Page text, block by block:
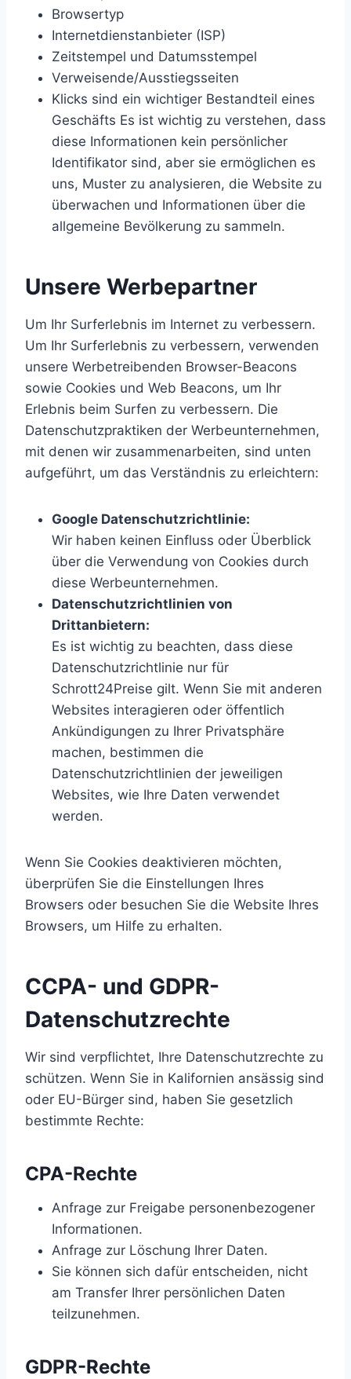
Browsertyp
Internetdienstanbieter (ISP)
Zeitstempel und Datumsstempel
Verweisende/Ausstiegsseiten
Klicks sind ein wichtiger Bestandteil eines
Geschäfts Es ist wichtig zu verstehen, dass
diese Informationen kein persönlicher
Identifikator sind, aber sie ermöglichen es
uns, Muster zu analysieren, die Website zu
überwachen und Informationen über die
allgemeine Bevölkerung zu sammeln.
Unsere Werbepartner
Um Ihr Surferlebnis im Internet zu verbessern.
Um Ihr Surferlebnis zu verbessern, verwenden
unsere Werbetreibenden Browser-Beacons
sowie Cookies und Web Beacons, um Ihr
Erlebnis beim Surfen zu verbessern. Die
Datenschutzpraktiken der Werbeunternehmen,
mit denen wir zusammenarbeiten, sind unten
aufgeführt, um das Verständnis zu erleichtern:
Google Datenschutzrichtlinie:
Wir haben keinen Einfluss oder Überblick
über die Verwendung von Cookies durch
diese Werbeunternehmen.
Datenschutzrichtlinien von
Drittanbietern:
Es ist wichtig zu beachten, dass diese
Datenschutzrichtlinie nur für
Schrott24Preise gilt. Wenn Sie mit anderen
Websites interagieren oder öffentlich
Ankündigungen zu Ihrer Privatsphäre
machen, bestimmen die
Datenschutzrichtlinien der jeweiligen
Websites, wie Ihre Daten verwendet
werden.
Wenn Sie Cookies deaktivieren möchten,
überprüfen Sie die Einstellungen Ihres
Browsers oder besuchen Sie die Website Ihres
Browsers, um Hilfe zu erhalten.
CCPA- und GDPR-
Datenschutzrechte
Wir sind verpflichtet, Ihre Datenschutzrechte zu
schützen. Wenn Sie in Kalifornien ansässig sind
oder EU-Bürger sind, haben Sie gesetzlich
bestimmte Rechte:
CPA-Rechte
Anfrage zur Freigabe personenbezogener
Informationen.
Anfrage zur Löschung Ihrer Daten.
Sie können sich dafür entscheiden, nicht
am Transfer Ihrer persönlichen Daten
teilzunehmen.
GDPR-Rechte